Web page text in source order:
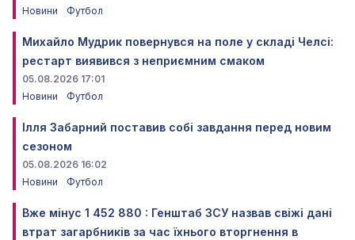
Новини
Футбол
Михайло Мудрик повернувся на поле у складі Челсі:
рестарт виявився з неприємним смаком
05.08.2026 17:01
Новини
Футбол
Ілля Забарний поставив собі завдання перед новим
сезоном
05.08.2026 16:02
Новини
Футбол
Вже мінус 1 452 880 : Генштаб ЗСУ назвав свіжі дані
втрат загарбників за час їхнього вторгнення в